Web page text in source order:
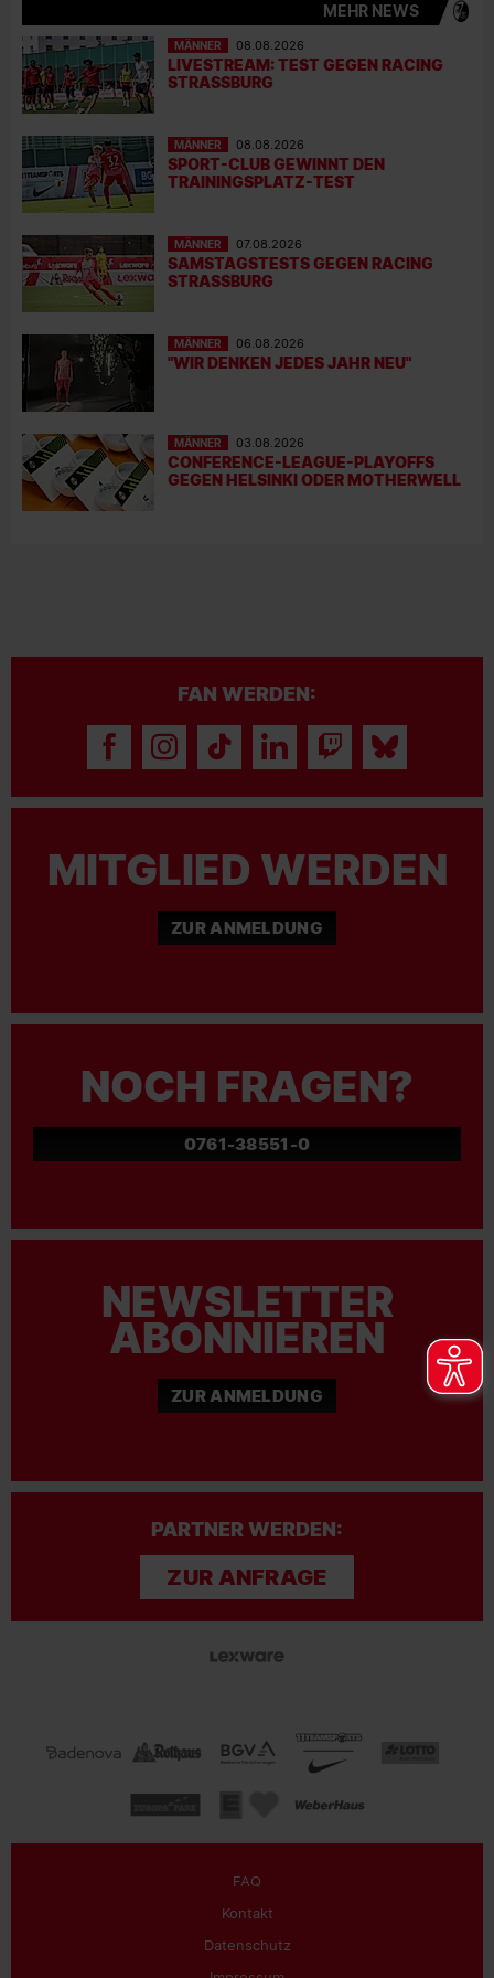
MEHR NEWS
MÄNNER 08.08.2026
LIVESTREAM: TEST GEGEN RACING
STRASSBURG
MÄNNER 08.08.2026
SPORT-CLUB GEWINNT DEN
TRAININGSPLATZ-TEST
MÄNNER 07.08.2026
SAMSTAGSTESTS GEGEN RACING
STRASSBURG
MÄNNER 06.08.2026
"WIR DENKEN JEDES JAHR NEU"
MÄNNER 03.08.2026
CONFERENCE-LEAGUE-PLAYOFFS
GEGEN HELSINKI ODER MOTHERWELL
FAN WERDEN:
MITGLIED WERDEN
ZUR ANMELDUNG
NOCH FRAGEN?
0761-38551-0
NEWSLETTER
ABONNIEREN
ZUR ANMELDUNG
PARTNER WERDEN:
ZUR ANFRAGE
FAQ
Kontakt
Datenschutz